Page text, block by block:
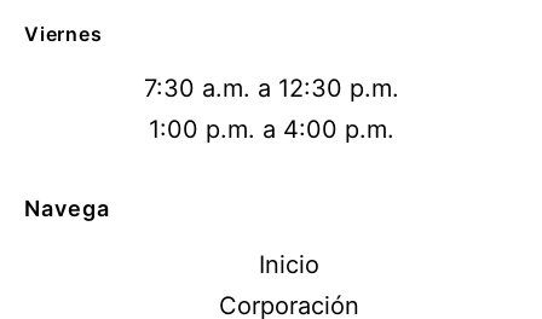
Viernes
7:30 a.m. a 12:30 p.m.
1:00 p.m. a 4:00 p.m.
Navega
Inicio
Corporación